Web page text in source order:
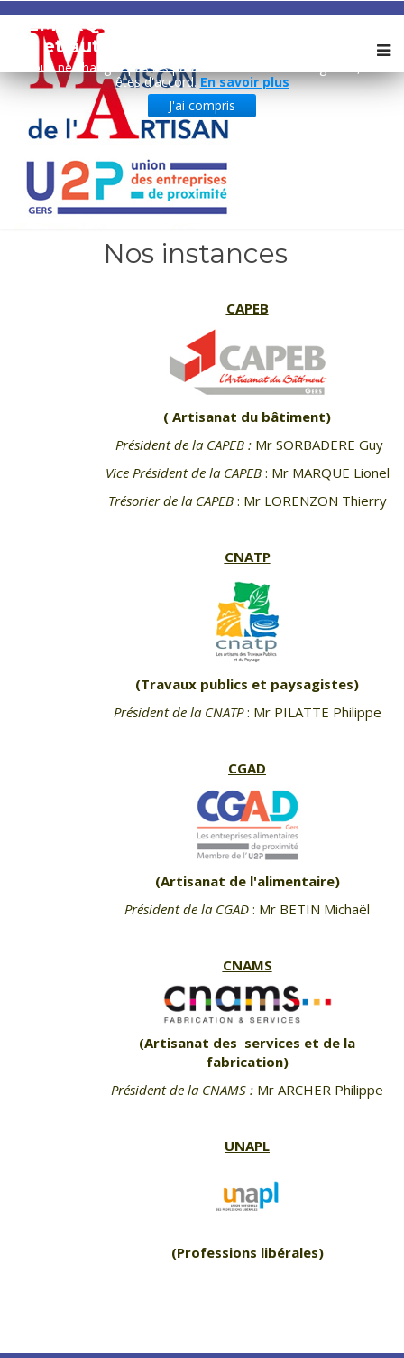
REMARQUE ! Ce site utilise des cookies
et autres technologies similaires.
Si vous ne changez pas les paramètres de votre navigateur, vous
êtes d'accord.En savoir plus
J'ai compris
Nos instances
CAPEB
( Artisanat du bâtiment)
Président de la CAPEB :Mr SORBADERE Guy
Vice Président de la CAPEB: Mr MARQUE Lionel
Trésorier de la CAPEB: Mr LORENZON Thierry
CNATP
(Travaux publics et paysagistes)
Président de la CNATP: Mr PILATTE Philippe
CGAD
(Artisanat de l'alimentaire)
Président de la CGAD : Mr BETIN Michaël
CNAMS
(Artisanat des services et de la
fabrication)
Président de la CNAMS : Mr ARCHER Philippe
UNAPL
(Professions libérales)